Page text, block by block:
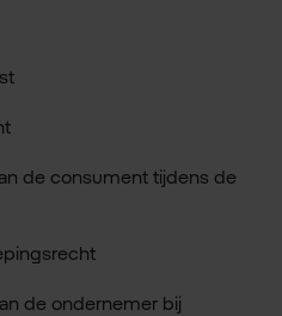
de consument tijdens de
de ondernemer bij